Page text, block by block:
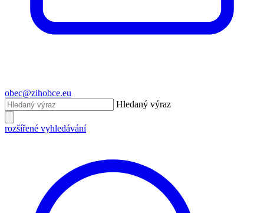
obec@zihobce.eu
Hledaný výraz
rozšířené vyhledávání